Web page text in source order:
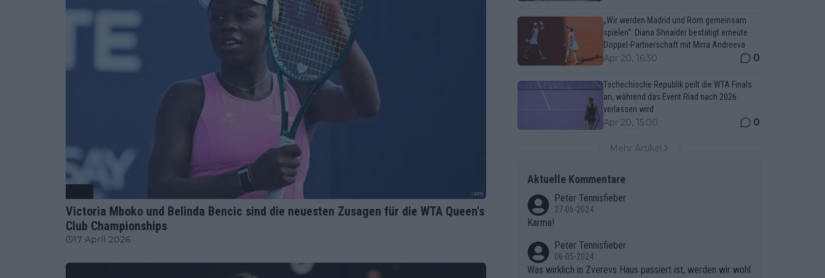
Victoria Mboko und Belinda Bencic sind die neuesten Zusagen für die WTA Queen's
Club Championships
17 April 2026
„Wir werden Madrid und Rom gemeinsam
spielen“: Diana Shnaider bestätigt erneute
Doppel-Partnerschaft mit Mirra Andreeva
Apr 20, 16:30 0
Tschechische Republik peilt die WTA Finals
an, während das Event Riad nach 2026
verlassen wird
Apr 20, 15:00 0
Mehr Artikel
Aktuelle Kommentare
Peter Tennisfieber
27-06-2024
Karma!
Peter Tennisfieber
06-05-2024
Was wirklich in Zverevs Haus passiert ist, werden wir wohl